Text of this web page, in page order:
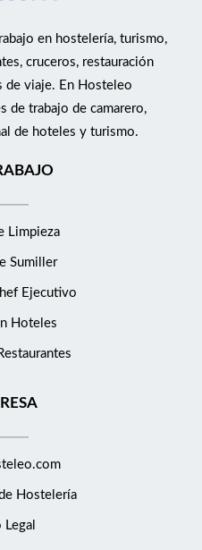
en hostelería, turismo,
cruceros, restauración
de viaje. En Hosteleo
de trabajo de camarero,
de hoteles y turismo.
Limpieza
Sumiller
Ejecutivo
Hoteles
Hostelería